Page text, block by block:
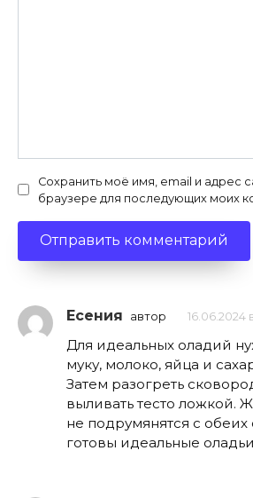
Сохранить моё имя, email и адрес
браузере для последующих моих
Есения автор 16.06.2024
Для идеальных оладий
муку, молоко, яйца и
Затем разогреть
выливать тесто ложкой.
не подрумянятся с обеих
готовы идеальные